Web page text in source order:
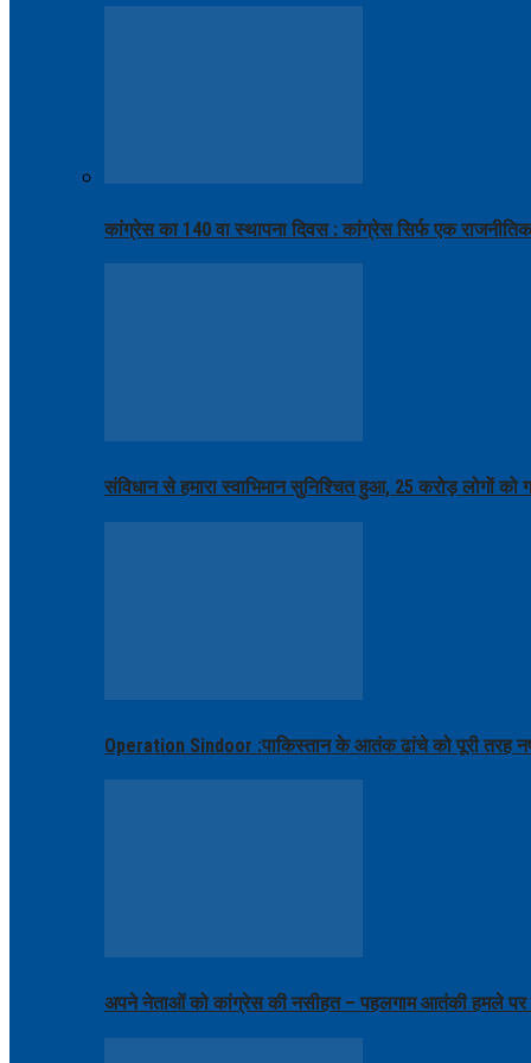
कांग्रेस का 140 वा स्थापना दिवस : कांग्रेस सिर्फ एक
संविधान से हमारा स्वाभिमान सुनिश्चित हुआ, 25 करोड़ लोगों को
Operation Sindoor :पाकिस्तान के आतंक ढांचे को पूरी तरह
अपने नेताओं को कांग्रेस की नसीहत – पहलगाम आतंकी हमले पर